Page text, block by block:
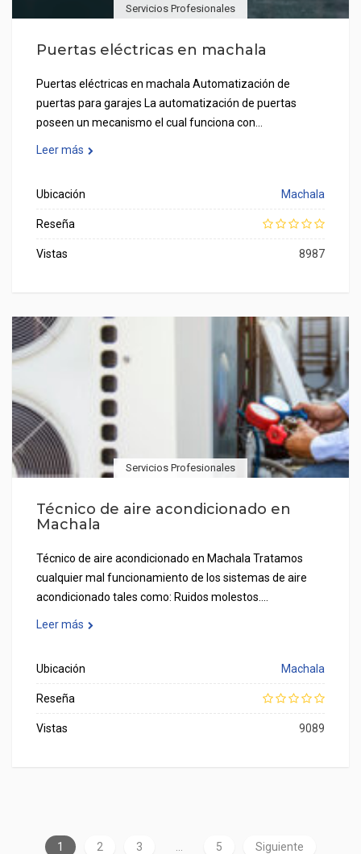
Servicios Profesionales
Puertas eléctricas en machala
Puertas eléctricas en machala Automatización de
puertas para garajes La automatización de puertas
poseen un mecanismo el cual funciona con…
Leer más
Ubicación Machala
Reseña
Vistas 8987
Servicios Profesionales
Técnico de aire acondicionado en
Machala
Técnico de aire acondicionado en Machala Tratamos
cualquier mal funcionamiento de los sistemas de aire
acondicionado tales como: Ruidos molestos.…
Leer más
Ubicación Machala
Reseña
Vistas 9089
1 2 3 5 Siguiente